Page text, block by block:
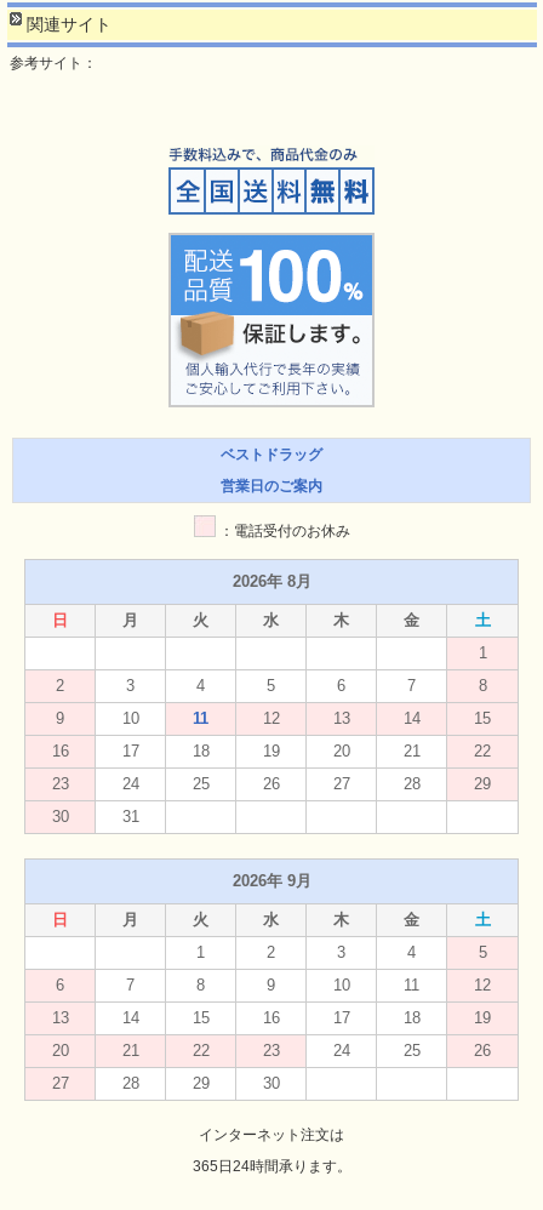
関連サイト
参考サイト：
ベストドラッグ
営業日のご案内
：電話受付のお休み
2026年 8月
日 月 火 水 木 金
土
1
2
3 4 5 6 7
8
9
10 11 12 13 14
15
16
17 18 19 20 21
22
23
24 25 26 27 28
29
30
31
2026年 9月
日 月 火 水 木 金
土
1
2 3 4
5
6
7 8 9 10 11
12
13
14 15 16 17 18
19
20
21 22 23 24 25
26
27
28 29 30
インターネット注文は
365日24時間承ります。